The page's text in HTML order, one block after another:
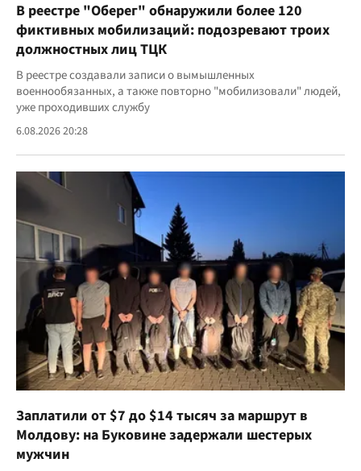
В реестре "Оберег" обнаружили более 120
фиктивных мобилизаций: подозревают троих
должностных лиц ТЦК
В реестре создавали записи о вымышленных
военнообязанных, а также повторно "мобилизовали" людей,
уже проходивших службу
6.08.2026 20:28
Заплатили от $7 до $14 тысяч за маршрут в
Молдову: на Буковине задержали шестерых
мужчин